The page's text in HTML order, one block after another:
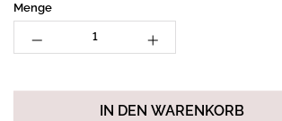
Menge
IN DEN WARENKORB